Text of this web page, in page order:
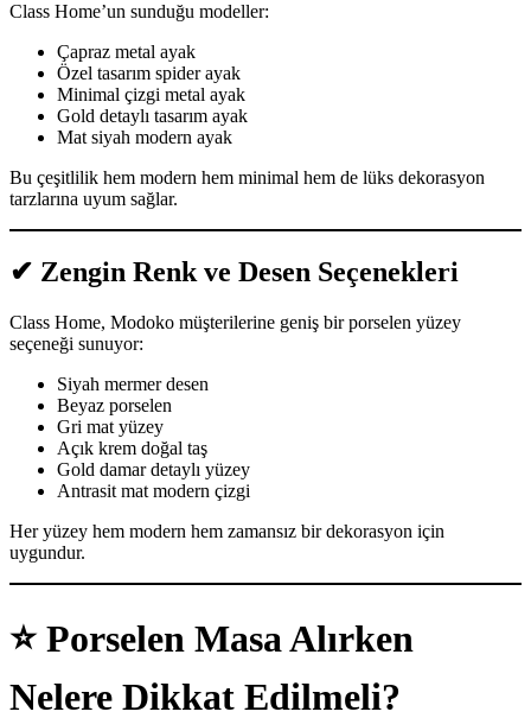
Class Home’un sunduğu modeller:
Çapraz metal ayak
Özel tasarım spider ayak
Minimal çizgi metal ayak
Gold detaylı tasarım ayak
Mat siyah modern ayak
Bu çeşitlilik hem modern hem minimal hem de lüks dekorasyon
tarzlarına uyum sağlar.
✔ Zengin Renk ve Desen Seçenekleri
Class Home, Modoko müşterilerine geniş bir porselen yüzey
seçeneği sunuyor:
Siyah mermer desen
Beyaz porselen
Gri mat yüzey
Açık krem doğal taş
Gold damar detaylı yüzey
Antrasit mat modern çizgi
Her yüzey hem modern hem zamansız bir dekorasyon için
uygundur.
⭐Porselen Masa Alırken
Nelere Dikkat Edilmeli?